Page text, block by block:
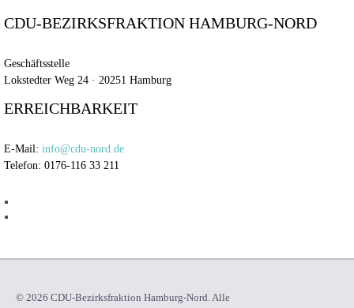
CDU-BEZIRKSFRAKTION HAMBURG-NORD
Geschäftsstelle
Lokstedter Weg 24 · 20251 Hamburg
ERREICHBARKEIT
E-Mail: info@cdu-nord.de
Telefon: 0176-116 33 211
© 2026 CDU-Bezirksfraktion Hamburg-Nord. Alle